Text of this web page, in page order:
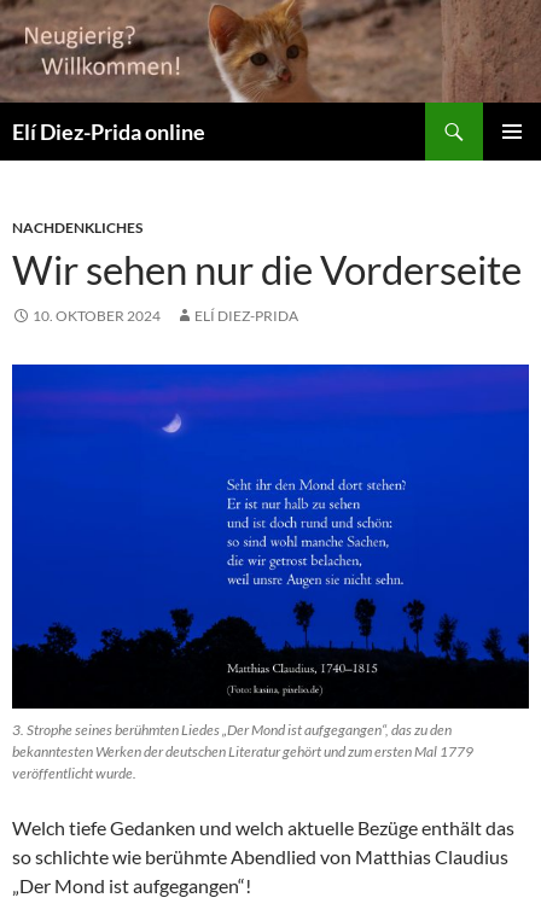
Elí Diez-Prida online
NACHDENKLICHES
Wir sehen nur die Vorderseite
10. OKTOBER 2024 ELÍ DIEZ-PRIDA
3. Strophe seines berühmten Liedes „Der Mond ist aufgegangen“, das zu den
bekanntesten Werken der deutschen Literatur gehört und zum ersten Mal 1779
veröffentlicht wurde.
Welch tiefe Gedanken und welch aktuelle Bezüge enthält das
so schlichte wie berühmte Abendlied von Matthias Claudius
„Der Mond ist aufgegangen“!